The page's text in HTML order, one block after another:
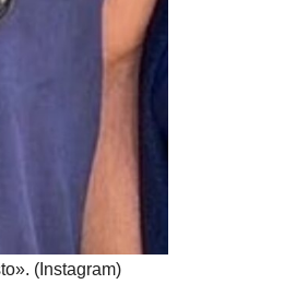
(Instagram)